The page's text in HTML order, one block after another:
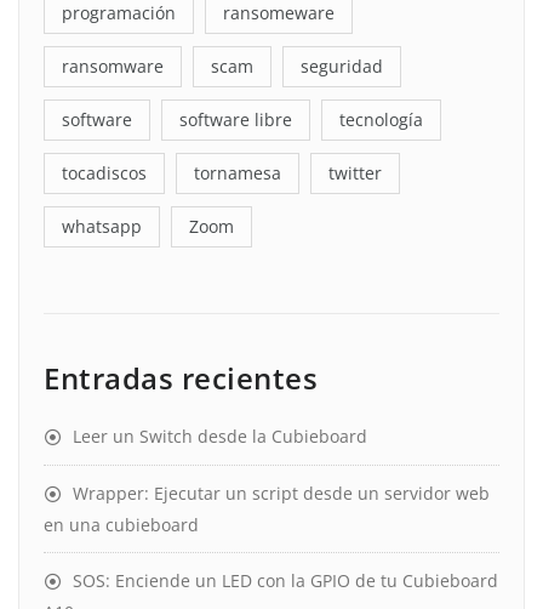
programación ransomeware
ransomware scam seguridad
software software libre tecnología
tocadiscos tornamesa twitter
whatsapp Zoom
Entradas recientes
Leer un Switch desde la Cubieboard
Wrapper: Ejecutar un script desde un servidor web
en una cubieboard
SOS: Enciende un LED con la GPIO de tu Cubieboard